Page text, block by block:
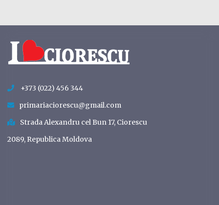
+373 (022) 456 344
primariaciorescu@gmail.com
Strada Alexandru cel Bun 17, Ciorescu
2089, Republica Moldova